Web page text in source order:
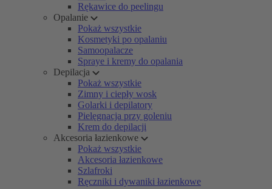
Rękawice do peelingu
Opalanie
Pokaż wszystkie
Kosmetyki po opalaniu
Samoopalacze
Spraye i kremy do opalania
Depilacja
Pokaż wszystkie
Zimny i ciepły wosk
Golarki i depilatory
Pielęgnacja przy goleniu
Krem do depilacji
Akcesoria łazienkowe
Pokaż wszystkie
Akcesoria łazienkowe
Szlafroki
Ręczniki i dywaniki łazienkowe